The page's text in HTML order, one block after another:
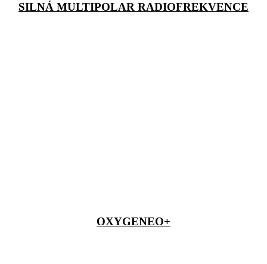
SILNÁ MULTIPOLAR RADIOFREKVENCE
OXYGENEO+